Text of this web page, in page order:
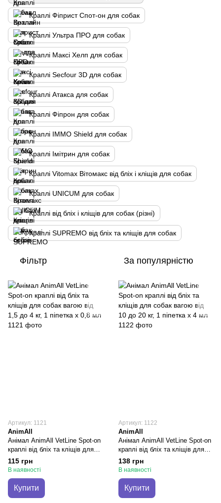
Краплі Фіприст Спот-он для собак
Краплі Ультра ПРО для собак
Краплі Максі Хелп для собак
Краплі Secfour 3D для собак
Краплі Атакса для собак
Краплі Фіпрон для собак
Краплі IMMO Shield для собак
Краплі Імітрин для собак
Краплі Vitomax Вітомакс від бліх і кліщів для собак
Краплі UNICUM для собак
Краплі від бліх і кліщів для собак (різні)
Краплі SUPREMO від бліх та кліщів для собак
Фільтр За популярністю
Артикул: 1121
AnimAll
Анімал AnimAll VetLine Spot-on
краплі від бліх та кліщів для
собак вагою від 1,5 до 4 кг, 1
піпетка х 0,8 мл
115 грн
В наявності
Купити
Артикул: 1122
AnimAll
Анімал AnimAll VetLine Spot-on
краплі від бліх та кліщів для
собак вагою від 10 до 20 кг, 1
піпетка х 4 мл
138 грн
В наявності
Купити